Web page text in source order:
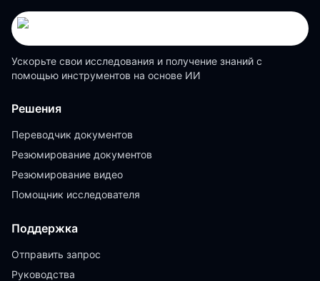
Ускорьте свои исследования и получение знаний с
помощью инструментов на основе ИИ
Решения
Переводчик документов
Резюмирование документов
Резюмирование видео
Помощник исследователя
Поддержка
Отправить запрос
Руководства